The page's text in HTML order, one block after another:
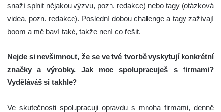
snaží splnit nějakou výzvu, pozn. redakce) nebo tagy (otázková
videa, pozn. redakce). Poslední dobou challenge a tagy zažívají
boom a mě baví také, takže není co řešit.
Nejde si nevšimnout, že se ve tvé tvorbě vyskytují konkrétní
značky a výrobky. Jak moc spolupracuješ s firmami?
Vyděláváš si takhle?
Ve skutečnosti spolupracuji opravdu s mnoha firmami, denně